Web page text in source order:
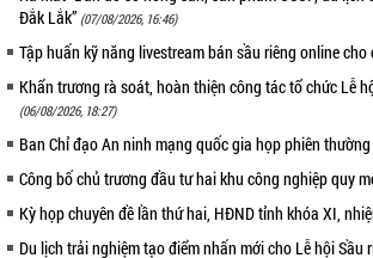
Đắk Lắk” (07/08/2026, 16:46)
Tập huấn kỹ năng livestream bán sầu riêng online cho
Khẩn trương rà soát, hoàn thiện công tác tổ chức Lễ
(06/08/2026, 18:27)
Ban Chỉ đạo An ninh mạng quốc gia họp phiên
Công bố chủ trương đầu tư hai khu công nghiệp quy
Kỳ họp chuyên đề lần thứ hai, HĐND tỉnh khóa XI,
Du lịch trải nghiệm tạo điểm nhấn mới cho Lễ hội Sầu